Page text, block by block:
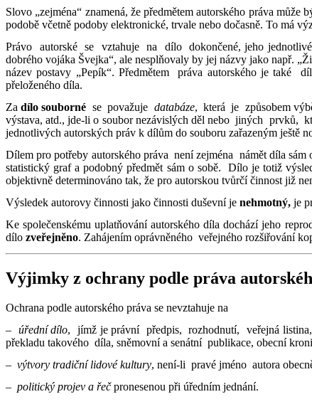
Slovo „zejména“ znamená, že předmětem autorského práva
podobě včetně podoby elektronické, trvale nebo dočasně. To má
Právo autorské se vztahuje na dílo dokončené, jeho
dobrého vojáka Švejka“, ale nesplňovaly by jej názvy jako např.
název postavy „Pepík“. Předmětem práva autorského je také
přeloženého díla.
Zadílo souborné se považuje databáze, která je způsobem
výstava, atd., jde-li o soubor nezávislých děl nebo jiných prvků,
jednotlivých autorských práv k dílům do souboru zařazeným ještě
Dílem pro potřeby autorského práva není zejména námět díla
statistický graf a podobný předmět sám o sobě. Dílo je totiž
objektivně determinováno tak, že pro autorskou tvůrčí činnost již
Výsledek autorovy činnosti jako činnosti duševní je nehmotný, je
Ke společenskému uplatňování autorského díla dochází jeho
dílo zveřejněno. Zahájením oprávněného veřejného rozšiřování
Výjimky z ochrany podle práva
Ochrana podle autorského práva se nevztahuje na
– úřední dílo, jímž je právní předpis, rozhodnutí, veřejná
překladu takového díla, sněmovní a senátní publikace, obecní
– výtvory tradiční lidové kultury, není-li pravé jméno autora
– politický projev a řečpronesenou při úředním jednání.